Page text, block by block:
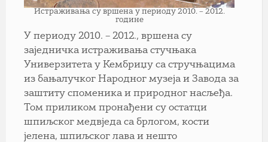
Истраживања су вршена у периоду 2010. – 2012.
године
У периоду 2010. – 2012., вршена су
заједничка истраживања стучњака
Универзитета у Кембриџу са стручњацима
из бањалучког Народног музеја и Завода за
заштиту споменика и природног насљеђа.
Том приликом пронађени су остатци
шпиљског медвједа са брлогом, кости
јелена, шпиљског лава и нешто